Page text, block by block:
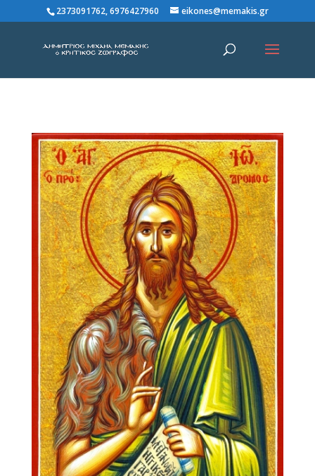
2373091762, 6976427960 eikones@memakis.gr